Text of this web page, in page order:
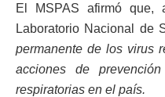
El MSPAS afirmó que,
Laboratorio Nacional de
permanente de los virus
acciones de
respiratorias en el país.